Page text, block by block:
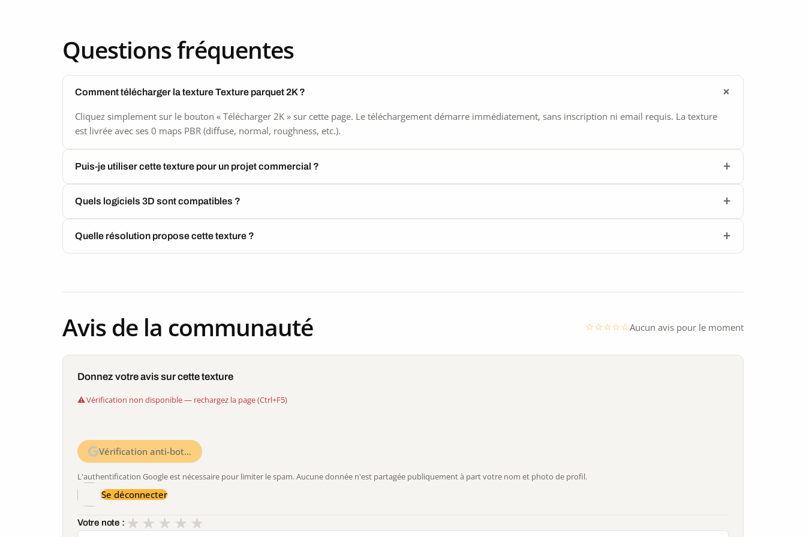
Questions fréquentes
Comment télécharger la texture Texture parquet 2K ?
Cliquez simplement sur le bouton « Télécharger 2K » sur cette page. Le téléchargement démarre immédiatement, sans inscription ni email requis. La texture
est livrée avec ses 0 maps PBR (diffuse, normal, roughness, etc.).
Puis-je utiliser cette texture pour un projet commercial ?
Quels logiciels 3D sont compatibles ?
Quelle résolution propose cette texture ?
Avis de la communauté Aucun avis pour le moment
Donnez votre avis sur cette texture
Vérification non disponible — rechargez la page (Ctrl+F5)
Vérification anti-bot…
L'authentification Google est nécessaire pour limiter le spam. Aucune donnée n'est partagée publiquement à part votre nom et photo de profil.
Se déconnecter
Votre note : ★
★
★
★
★